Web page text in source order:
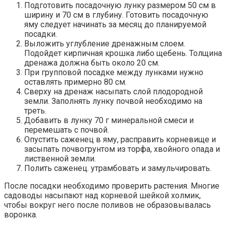
Подготовить посадочную лунку размером 50 см в
ширину и 70 см в глубину. Готовить посадочную
яму следует начинать за месяц до планируемой
посадки.
Выложить углубление дренажным слоем.
Подойдет кирпичная крошка либо щебень. Толщина
дренажа должна быть около 20 см.
При групповой посадке между лунками нужно
оставлять примерно 80 см.
Сверху на дренаж насыпать слой плодородной
земли. Заполнять лунку почвой необходимо на
треть.
Добавить в лунку 70 г минеральной смеси и
перемешать с почвой.
Опустить саженец в яму, расправить корневище и
засыпать почвогрунтом из торфа, хвойного опада и
лиственной земли.
Полить саженец. утрамбовать и замульчировать.
После посадки необходимо проверить растения. Многие
садоводы насыпают над корневой шейкой холмик,
чтобы вокруг него после поливов не образовывалась
воронка.